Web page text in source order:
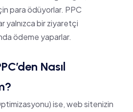
para ödüyorlar. PPC
yalnızca bir ziyaretçi
ödeme yaparlar.
Nasıl
ise, web sitenizin